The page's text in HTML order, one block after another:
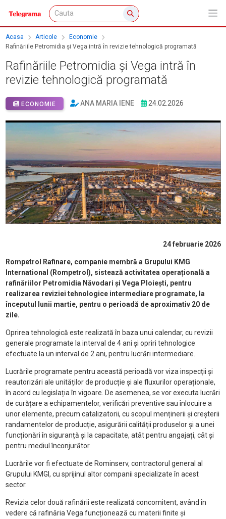
Acasa Articole
Economie
Rafinăriile Petromidia și Vega intră în revizie tehnologică programată
Rafinăriile Petromidia și Vega intră în
revizie tehnologică programată
ECONOMIE ANA MARIA IENE 24.02.2026
24 februarie 2026
Rompetrol Rafinare, companie membră a Grupului KMG
International (Rompetrol), sistează activitatea operațională a
rafinăriilor Petromidia Năvodari și Vega Ploiești, pentru
realizarea reviziei tehnologice intermediare programate, la
începutul lunii martie, pentru o perioadă de aproximativ 20 de
zile.
Oprirea tehnologică este realizată în baza unui calendar, cu revizii
generale programate la interval de 4 ani și opriri tehnologice
efectuate la un interval de 2 ani, pentru lucrări intermediare.
Lucrările programate pentru această perioadă vor viza inspecții și
reautorizări ale unităților de producție și ale fluxurilor operaționale,
în acord cu legislația în vigoare. De asemenea, se vor executa lucrări
de curățare a echipamentelor, verificări preventive sau înlocuire a
unor elemente, precum catalizatorii, cu scopul menținerii și creșterii
randamentelor de producție, asigurării calității produselor și a unei
funcționări în siguranță și la capacitate, atât pentru angajați, cât și
pentru mediul înconjurător.
Lucrările vor fi efectuate de Rominserv, contractorul general al
Grupului KMGI, cu sprijinul altor companii specializate în acest
sector.
Revizia celor două rafinării este realizată concomitent, având în
vedere că rafinăria Vega funcționează cu materii finite și